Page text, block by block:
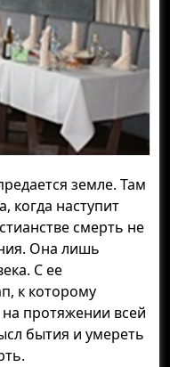
земле. Там
когда наступит
смерть не
Она лишь
С ее
к которому
протяжении всей
бытия и умереть